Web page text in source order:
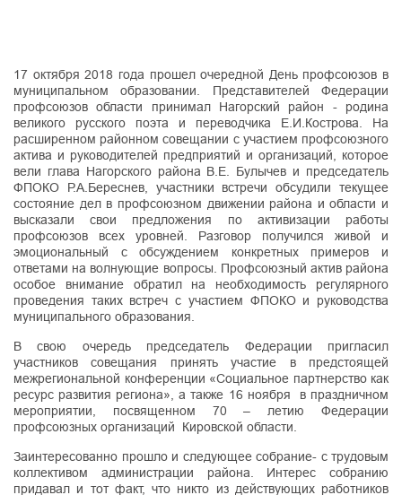
17 октября 2018 года прошел очередной День профсоюзов в
муниципальном образовании. Представителей Федерации
профсоюзов области принимал Нагорский район - родина
великого русского поэта и переводчика Е.И.Кострова. На
расширенном районном совещании с участием профсоюзного
актива и руководителей предприятий и организаций, которое
вели глава Нагорского района В.Е. Булычев и председатель
ФПОКО Р.А.Береснев, участники встречи обсудили текущее
состояние дел в профсоюзном движении района и области и
высказали свои предложения по активизации работы
профсоюзов всех уровней. Разговор получился живой и
эмоциональный с обсуждением конкретных примеров и
ответами на волнующие вопросы. Профсоюзный актив района
особое внимание обратил на необходимость регулярного
проведения таких встреч с участием ФПОКО и руководства
муниципального образования.
В свою очередь председатель Федерации пригласил
участников совещания принять участие в предстоящей
межрегиональной конференции «Социальное партнерство как
ресурс развития региона», а также 16 ноября в праздничном
мероприятии, посвященном 70 – летию Федерации
профсоюзных организаций Кировской области.
Заинтересованно прошло и следующее собрание- с трудовым
коллективом администрации района. Интерес собранию
придавал и тот факт, что никто из действующих работников